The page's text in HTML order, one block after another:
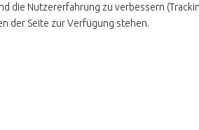
die Nutzererfahrung zu verbessern
der Seite zur Verfügung stehen.